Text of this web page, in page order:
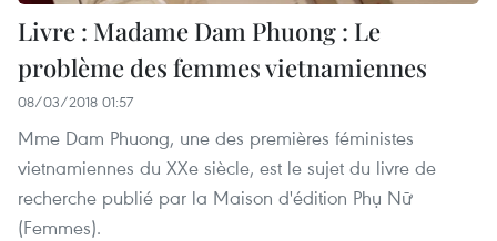
Livre : Madame Dam Phuong : Le
problème des femmes vietnamiennes
08/03/2018 01:57
Mme Dam Phuong, une des premières féministes
vietnamiennes du XXe siècle, est le sujet du livre de
recherche publié par la Maison d'édition Phụ Nữ
(Femmes).